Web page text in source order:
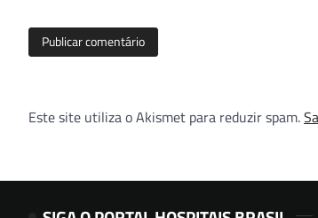
Este site utiliza o Akismet para reduzir spam.